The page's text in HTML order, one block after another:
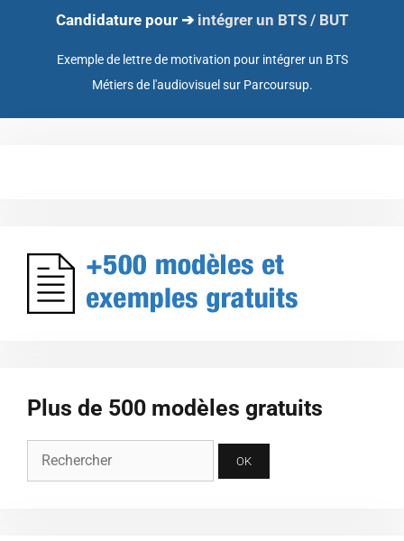
Candidature pour ➔ intégrer un BTS / BUT
Exemple de lettre de motivation pour intégrer un BTS
Métiers de l'audiovisuel sur Parcoursup.
Plus de 500 modèles gratuits